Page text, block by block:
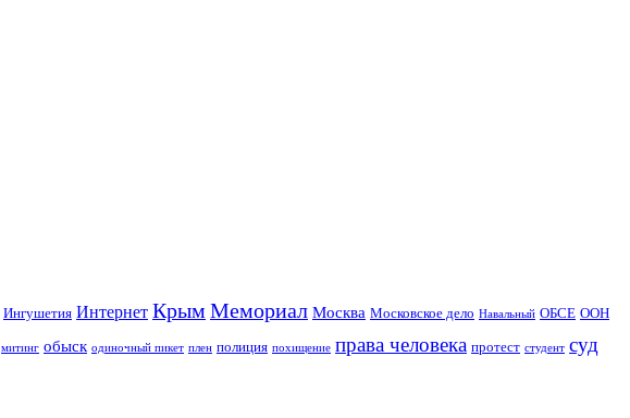
Ингушетия Интернет Крым Мемориал Москва Московское дело Навальный ОБСЕ ООН
митинг обыск одиночный пикет плен полиция похищение права человека протест студент суд